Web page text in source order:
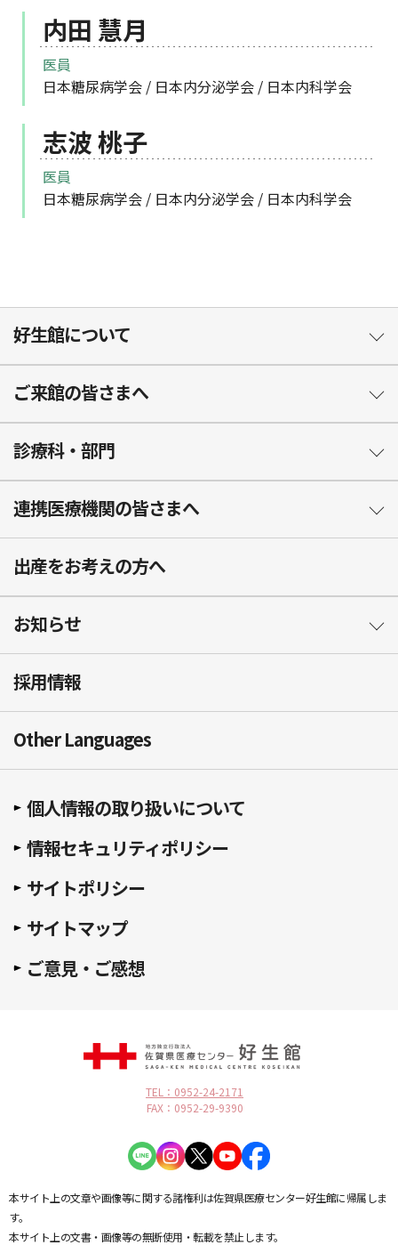
内田 慧月
医員
日本糖尿病学会 / 日本内分泌学会 / 日本内科学会
志波 桃子
医員
日本糖尿病学会 / 日本内分泌学会 / 日本内科学会
好生館について
ご来館の皆さまへ
診療科・部門
連携医療機関の皆さまへ
出産をお考えの方へ
お知らせ
採用情報
Other Languages
個人情報の取り扱いについて
情報セキュリティポリシー
サイトポリシー
サイトマップ
ご意見・ご感想
TEL：0952-24-2171
FAX：0952-29-9390
本サイト上の文章や画像等に関する諸権利は佐賀県医療センター好生館に帰属しま
す。
本サイト上の文書・画像等の無断使用・転載を禁止します。